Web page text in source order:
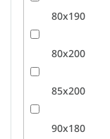
80x190
80x200
85x200
90x180